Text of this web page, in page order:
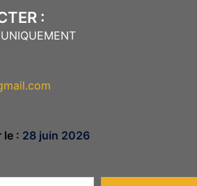
:
le : 28 juin 2026